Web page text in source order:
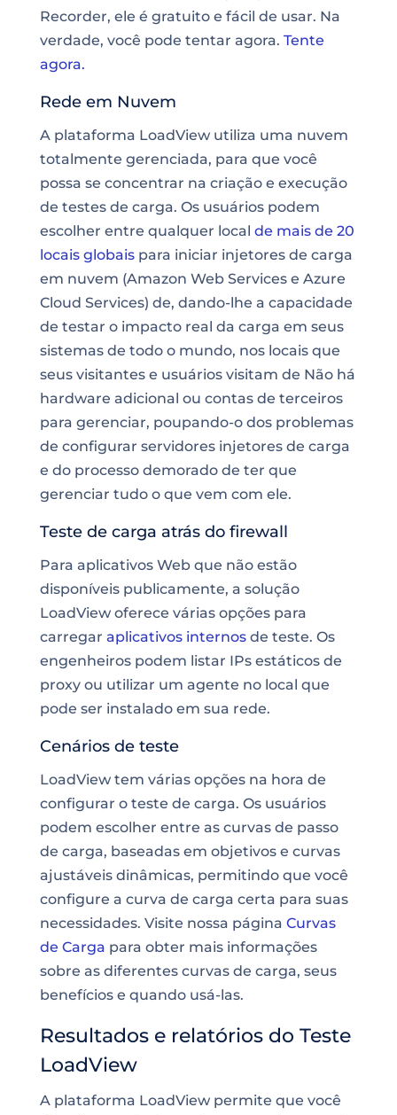
Recorder, ele é gratuito e fácil de usar. Na
verdade, você pode tentar agora. Tente
agora.
Rede em Nuvem
A plataforma LoadView utiliza uma nuvem
totalmente gerenciada, para que você
possa se concentrar na criação e execução
de testes de carga. Os usuários podem
escolher entre qualquer local de mais de 20
locais globaispara iniciar injetores de carga
em nuvem (Amazon Web Services e Azure
Cloud Services) de, dando-lhe a capacidade
de testar o impacto real da carga em seus
sistemas de todo o mundo, nos locais que
seus visitantes e usuários visitam de Não há
hardware adicional ou contas de terceiros
para gerenciar, poupando-o dos problemas
de configurar servidores injetores de carga
e do processo demorado de ter que
gerenciar tudo o que vem com ele.
Teste de carga atrás do firewall
Para aplicativos Web que não estão
disponíveis publicamente, a solução
LoadView oferece várias opções para
carregar aplicativos internosde teste. Os
engenheiros podem listar IPs estáticos de
proxy ou utilizar um agente no local que
pode ser instalado em sua rede.
Cenários de teste
LoadView tem várias opções na hora de
configurar o teste de carga. Os usuários
podem escolher entre as curvas de passo
de carga, baseadas em objetivos e curvas
ajustáveis dinâmicas, permitindo que você
configure a curva de carga certa para suas
necessidades. Visite nossa página Curvas
de Carga para obter mais informações
sobre as diferentes curvas de carga, seus
benefícios e quando usá-las.
Resultados e relatórios do Teste
LoadView
A plataforma LoadView permite que você